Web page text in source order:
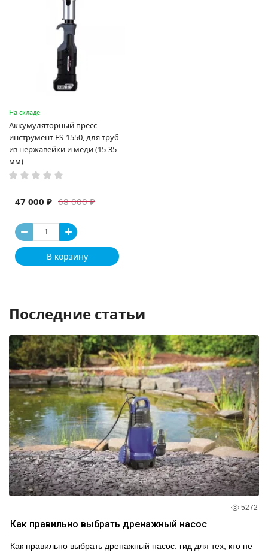
На складе
Аккумуляторный пресс-
инструмент ES-1550, для труб
из нержавейки и меди (15-35
мм)
68 000 ₽
47 000 ₽
В корзину
Последние статьи
5272
Как правильно выбрать дренажный насос
Как правильно выбрать дренажный насос: гид для тех, кто не